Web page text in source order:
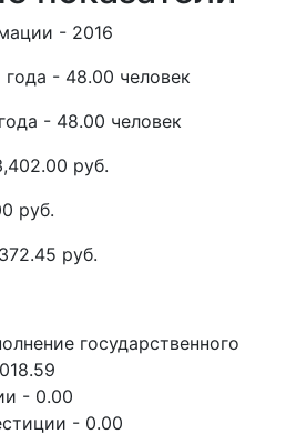
- 2016
года - 48.00 человек
- 48.00 человек
руб.
руб.
руб.
государственного
- 0.00
- 0.00